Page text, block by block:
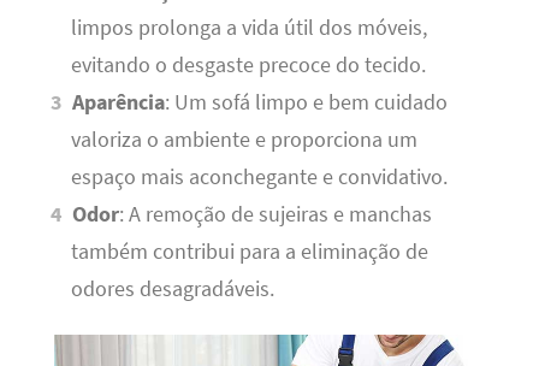
limpos prolonga a vida útil dos móveis,
evitando o desgaste precoce do tecido.
Aparência: Um sofá limpo e bem cuidado
valoriza o ambiente e proporciona um
espaço mais aconchegante e convidativo.
Odor: A remoção de sujeiras e manchas
também contribui para a eliminação de
odores desagradáveis.